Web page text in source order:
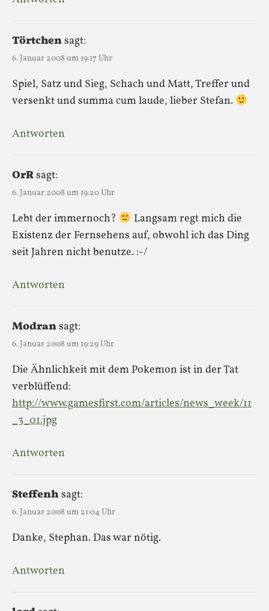
Törtchensagt:
6. Januar 2008 um 19:17 Uhr
Spiel, Satz und Sieg, Schach und Matt, Treffer und
versenkt und summa cum laude, lieber Stefan.
Antworten
OrRsagt:
6. Januar 2008 um 19:20 Uhr
Lebt der immernoch?
Langsam regt mich die
Existenz der Fernsehens auf, obwohl ich das Ding
seit Jahren nicht benutze. :-/
Antworten
Modransagt:
6. Januar 2008 um 19:29 Uhr
Die Ähnlichkeit mit dem Pokemon ist in der Tat
verblüffend:
http://www.gamesfirst.com/articles/news_week/11
_3_01.jpg
Antworten
Steffenh sagt:
6. Januar 2008 um 21:04 Uhr
Danke, Stephan. Das war nötig.
Antworten